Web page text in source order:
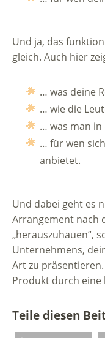
Und ja, das
gleich. Auch hier
… was deine
… wie die
… was man in
… für wen
anbietet.
Und dabei geht es
Arrangement nach
„herauszuhauen“,
Unternehmens,
Art zu
Produkt durch eine
Teile diesen